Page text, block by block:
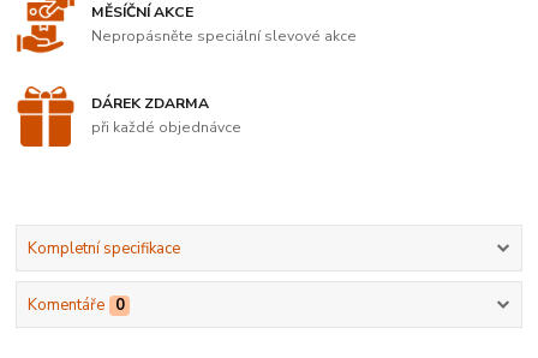
MĚSÍČNÍ AKCE
Nepropásněte speciální slevové akce
DÁREK ZDARMA
při každé objednávce
Kompletní specifikace
Komentáře 0